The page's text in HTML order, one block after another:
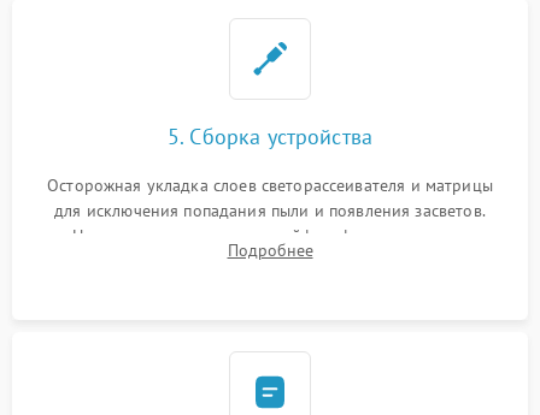
5. Сборка устройства
Осторожная укладка слоев светорассеивателя и матрицы
для исключения попадания пыли и появления засветов.
Надежное подключение шлейфов, фиксация плат и
аккуратное защелкивание пластикового корпуса монитора.
Подробнее